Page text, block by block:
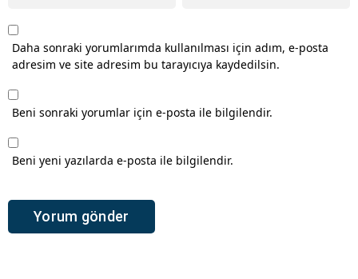
Daha sonraki yorumlarımda kullanılması için adım, e-posta
adresim ve site adresim bu tarayıcıya kaydedilsin.
Beni sonraki yorumlar için e-posta ile bilgilendir.
Beni yeni yazılarda e-posta ile bilgilendir.